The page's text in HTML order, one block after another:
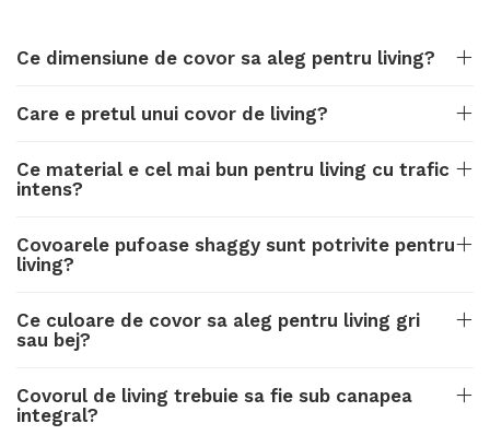
Ce dimensiune de covor sa aleg pentru living?
Care e pretul unui covor de living?
Ce material e cel mai bun pentru living cu trafic
intens?
Covoarele pufoase shaggy sunt potrivite pentru
living?
Ce culoare de covor sa aleg pentru living gri
sau bej?
Covorul de living trebuie sa fie sub canapea
integral?